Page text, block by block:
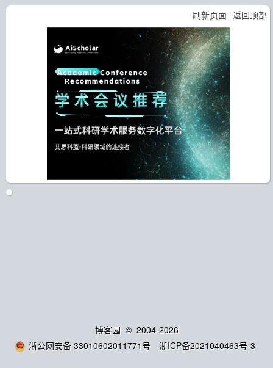
刷新页面 返回顶部
博客园 © 2004-2026
浙公网安备 33010602011771号
浙ICP备2021040463号-3